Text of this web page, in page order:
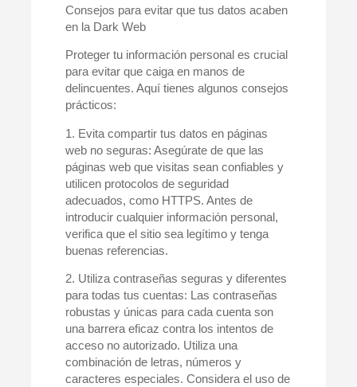
Consejos para evitar que tus datos acaben
en la Dark Web
Proteger tu información personal es crucial
para evitar que caiga en manos de
delincuentes. Aquí tienes algunos consejos
prácticos:
1. Evita compartir tus datos en páginas
web no seguras: Asegúrate de que las
páginas web que visitas sean confiables y
utilicen protocolos de seguridad
adecuados, como HTTPS. Antes de
introducir cualquier información personal,
verifica que el sitio sea legítimo y tenga
buenas referencias.
2. Utiliza contraseñas seguras y diferentes
para todas tus cuentas: Las contraseñas
robustas y únicas para cada cuenta son
una barrera eficaz contra los intentos de
acceso no autorizado. Utiliza una
combinación de letras, números y
caracteres especiales. Considera el uso de